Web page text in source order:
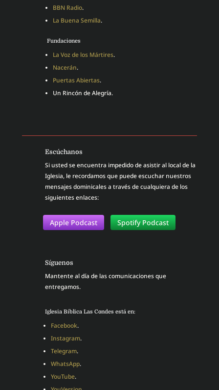
BBN Radio.
La Buena Semilla.
Fundaciones
La Voz de los Mártires.
Nacerán.
Puertas Abiertas.
Un Rincón de Alegría.
Escúchanos
Si usted se encuentra impedido de asistir al local de la
Iglesia, le recordamos que puede escuchar nuestros
mensajes dominicales a través de cualquiera de los
siguientes enlaces:
Apple Podcast Spotify Podcast
Síguenos
Mantente al día de las comunicaciones que
entregamos.
Iglesia Bíblica Las Condes está en:
Facebook.
Instagram.
Telegram.
WhatsApp.
YouTube.